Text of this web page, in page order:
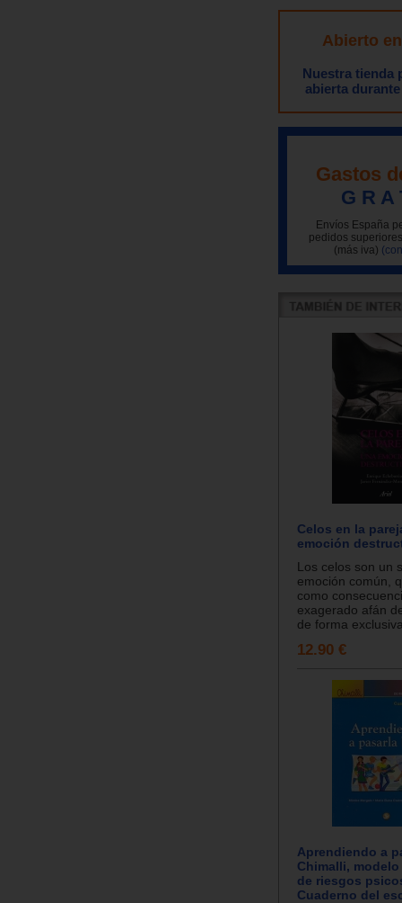
Abierto
Nuestra tienda
abierta
Gastos
G R A
Envíos España
pedidos
(más iva)
Celos en la
emoción
Los celos son un
emoción común,
como
exagerado afán
de forma
12.90 €
Aprendiendo a
Chimalli,
de riesgos
Cuaderno del